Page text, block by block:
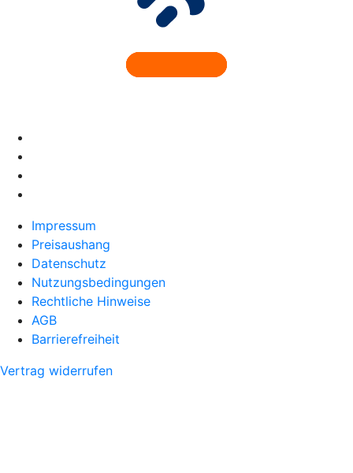
Impressum
Preisaushang
Datenschutz
Nutzungsbedingungen
Rechtliche Hinweise
AGB
Barrierefreiheit
Vertrag widerrufen